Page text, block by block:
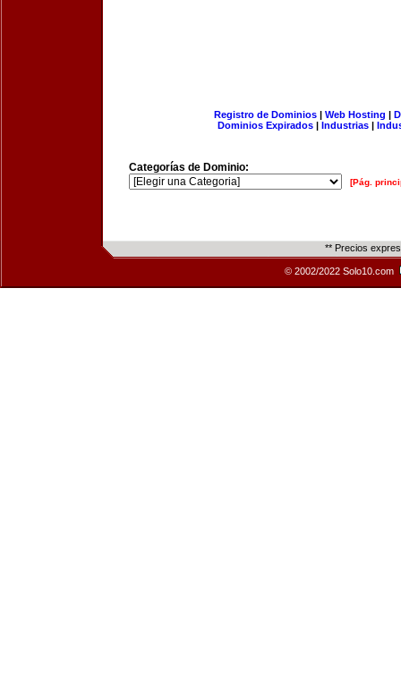
Registro de Dominios| Web Hosting |
Dominios Expirados | Industrias |
Categorías de Dominio:
[Pág.
** Precios
© 2002/2022 Solo10.com